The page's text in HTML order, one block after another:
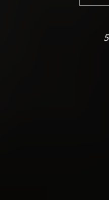
5